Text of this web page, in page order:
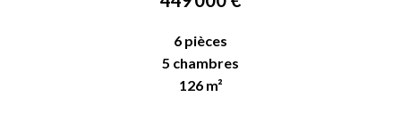
6 pièces
5 chambres
126 m²